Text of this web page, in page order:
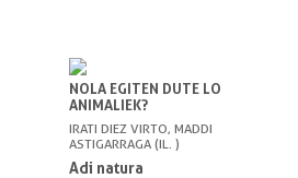
NOLA EGITEN DUTE LO
ANIMALIEK?
IRATI DIEZ VIRTO, MADDI
ASTIGARRAGA (IL. )
Adi natura